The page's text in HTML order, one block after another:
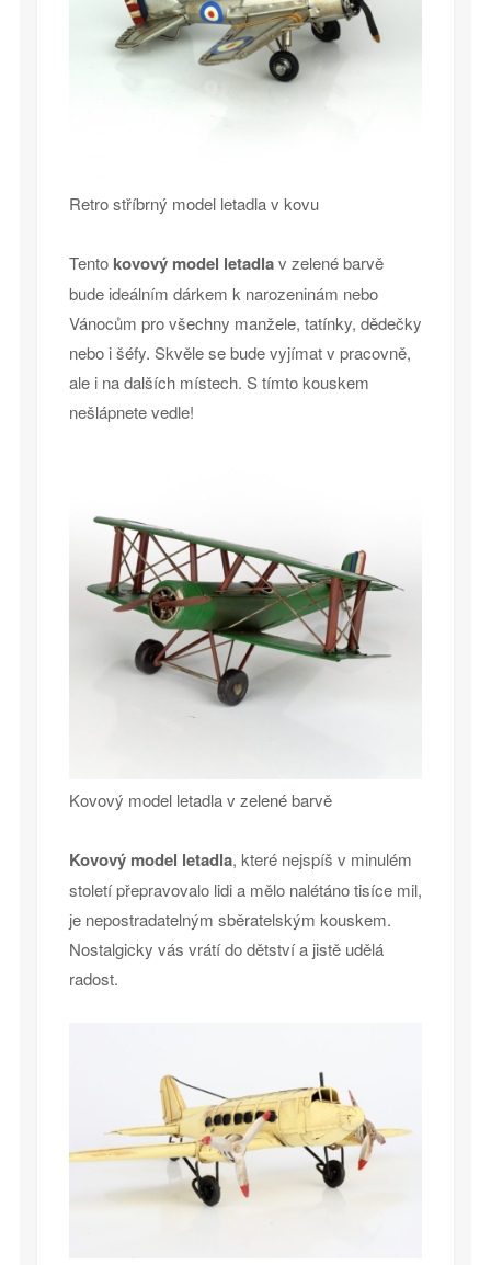
Retro stříbrný model letadla v kovu
Tento kovový model letadlav zelené barvě
bude ideálním dárkem k narozeninám nebo
Vánocům pro všechny manžele, tatínky, dědečky
nebo i šéfy. Skvěle se bude vyjímat v pracovně,
ale i na dalších místech. S tímto kouskem
nešlápnete vedle!
Kovový model letadla v zelené barvě
Kovový model letadla, které nejspíš v minulém
století přepravovalo lidi a mělo nalétáno tisíce mil,
je nepostradatelným sběratelským kouskem.
Nostalgicky vás vrátí do dětství a jistě udělá
radost.